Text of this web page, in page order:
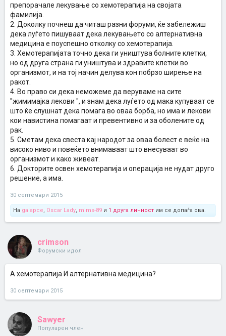
препорачале лекување со хемотерапија на својата
фамилија.
2. Доколку почнеш да читаш разни форуми, ќе забележиш
дека луѓето пишуваат дека лекувањето со алтернативна
медицина е поуспешно отколку со хемотерапија.
3. Хемотерапијата точно дека ги уништува болните клетки,
но од друга страна ги уништува и здравите клетки во
организмот, и на тој начин делува кон побрзо ширење на
ракот.
4. Во право си дека неможеме да веруваме на сите
''жимимајка лекови ", и знам дека луѓето од мака купуваат се
што ќе слушнат дека помага во оваа борба, но има и лекови
кои навистина помагаат и превентивно и за оболените од
рак.
5. Сметам дека свеста кај народот за оваа болест е веќе на
високо ниво и повеќето внимаваат што внесуваат во
организмот и како живеат.
6. Докторите освен хемотерапија и операција не нудат друго
решение, а има.
30 септември 2015
На galapce, Oscar Lady, mims-89 и 1 друга личност им се допаѓа ова.
crimson
Форумски идол
А хемотерапија И алтернативна медицина?
30 септември 2015
Sawyer
Популарен член